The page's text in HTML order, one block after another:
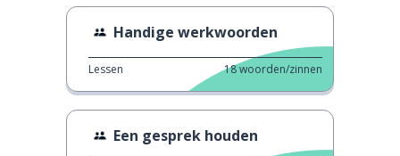
Handige werkwoorden
Lessen 18woorden/zinnen
Een gesprek houden